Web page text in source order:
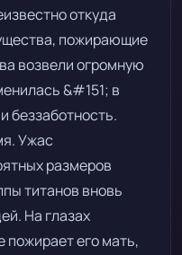
откуда
пожирающие
возвели огромную
&#151; в
беззаботность.
Ужас
размеров
титанов вновь
На глазах
пожирает его мать,